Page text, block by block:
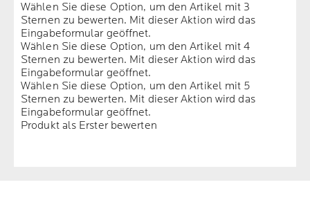
Wählen Sie diese Option, um den Artikel mit 3
Sternen zu bewerten. Mit dieser Aktion wird das
Eingabeformular geöffnet.
Wählen Sie diese Option, um den Artikel mit 4
Sternen zu bewerten. Mit dieser Aktion wird das
Eingabeformular geöffnet.
Wählen Sie diese Option, um den Artikel mit 5
Sternen zu bewerten. Mit dieser Aktion wird das
Eingabeformular geöffnet.
Produkt als Erster bewerten